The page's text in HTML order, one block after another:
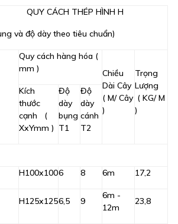
THÉP HÌNH H
và độ dày theo tiêu chuẩn)
Quy cách hàng hóa (
mm )
Chiều
Dài Cây
( M/ Cây
)
Trọng
Lượng
( KG/ M
)
Kích
thước
cạnh (
XxYmm )
Độ
dày
bụng
T1
Độ
dày
cánh
T2
H100x1006 8 6m 17,2
H125x1256,5 9
6m -
12m
23,8